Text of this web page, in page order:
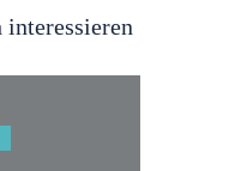
interessieren